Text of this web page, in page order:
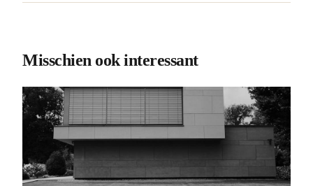
Misschien ook interessant